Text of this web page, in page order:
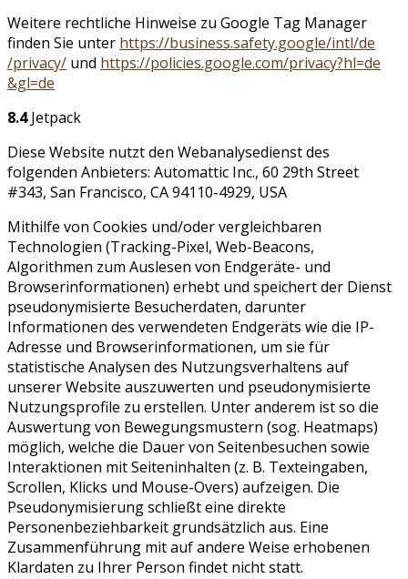
Weitere rechtliche Hinweise zu Google Tag Manager
finden Sie unter https://business.safety.google/intl/de
/privacy/ und https://policies.google.com/privacy?hl=de
&gl=de
8.4Jetpack
Diese Website nutzt den Webanalysedienst des
folgenden Anbieters: Automattic Inc., 60 29th Street
#343, San Francisco, CA 94110-4929, USA
Mithilfe von Cookies und/oder vergleichbaren
Technologien (Tracking-Pixel, Web-Beacons,
Algorithmen zum Auslesen von Endgeräte- und
Browserinformationen) erhebt und speichert der Dienst
pseudonymisierte Besucherdaten, darunter
Informationen des verwendeten Endgeräts wie die IP-
Adresse und Browserinformationen, um sie für
statistische Analysen des Nutzungsverhaltens auf
unserer Website auszuwerten und pseudonymisierte
Nutzungsprofile zu erstellen. Unter anderem ist so die
Auswertung von Bewegungsmustern (sog. Heatmaps)
möglich, welche die Dauer von Seitenbesuchen sowie
Interaktionen mit Seiteninhalten (z. B. Texteingaben,
Scrollen, Klicks und Mouse-Overs) aufzeigen. Die
Pseudonymisierung schließt eine direkte
Personenbeziehbarkeit grundsätzlich aus. Eine
Zusammenführung mit auf andere Weise erhobenen
Klardaten zu Ihrer Person findet nicht statt.